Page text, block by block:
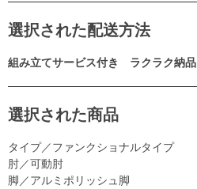
選択された配送方法
組み立てサービス付き ラクラク納品
選択された商品
タイプ／ファンクショナルタイプ
肘／可動肘
脚／アルミポリッシュ脚